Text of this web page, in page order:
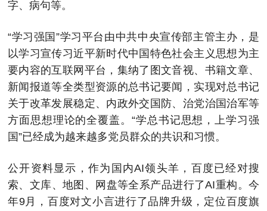
字、病句等。
“学习强国”学习平台由中共中央宣传部主管主办，是
以学习宣传习近平新时代中国特色社会主义思想为主
要内容的互联网平台，集纳了图文音视、书籍文章、
新闻报道等全类型资源的总书记要闻，实现对总书记
关于改革发展稳定、内政外交国防、治党治国治军等
方面思想理论的全覆盖。“学总书记思想，上学习强
国”已经成为越来越多党员群众的共识和习惯。
公开资料显示，作为国内AI领头羊，百度已经对搜
索、文库、地图、网盘等全系产品进行了AI重构。今
年9月，百度对文小言进行了品牌升级，定位百度旗